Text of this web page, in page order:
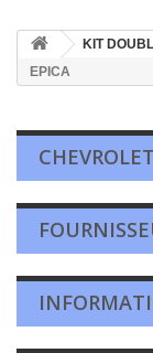
KIT
EPICA